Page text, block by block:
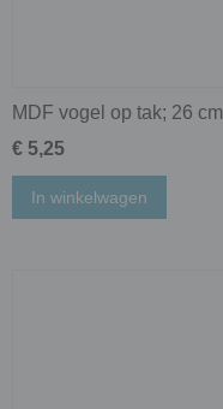
MDF vogel op tak; 26 cm
€ 5,25
In winkelwagen